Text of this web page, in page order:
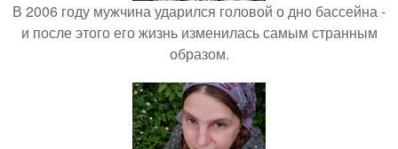
В 2006 году мужчина ударился головой о дно бассейна -
и после этого его жизнь изменилась самым странным
образом.